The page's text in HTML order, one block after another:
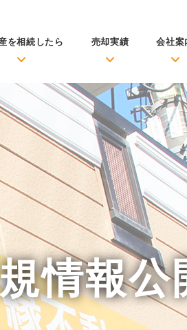
を相続したら 売却実績 会社案
情報公